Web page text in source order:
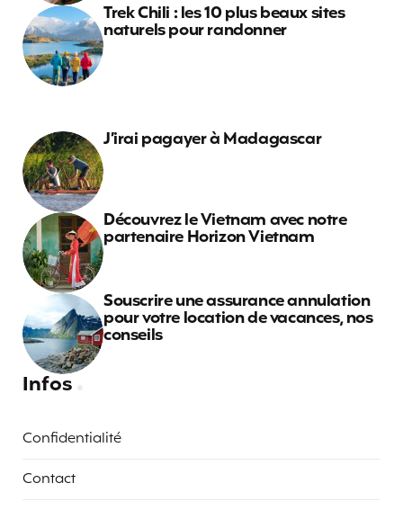
Trek Chili : les 10 plus beaux sites
naturels pour randonner
J’irai pagayer à Madagascar
Découvrez le Vietnam avec notre
partenaire Horizon Vietnam
Souscrire une assurance annulation
pour votre location de vacances, nos
conseils
Infos
Confidentialité
Contact